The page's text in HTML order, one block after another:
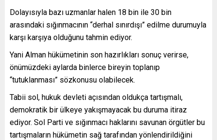
Dolayısıyla bazı uzmanlar halen 18 bin ile 30 bin
arasındaki sığınmacının “derhal sınırdışı” edilme durumuyla
karşı karşıya olduğunu tahmin ediyor.
Yani Alman hükümetinin son hazırlıkları sonuç verirse,
önümüzdeki aylarda binlerce bireyin toplanıp
“tutuklanması” sözkonusu olabilecek.
Tabii sol, hukuk devleti açısından oldukça tartışmalı,
demokratik bir ülkeye yakışmayacak bu duruma itiraz
ediyor. Sol Parti ve sığınmacı haklarını savunan örgütler bu
tartışmaların hükümetin sağ tarafından yönlendirildiğini